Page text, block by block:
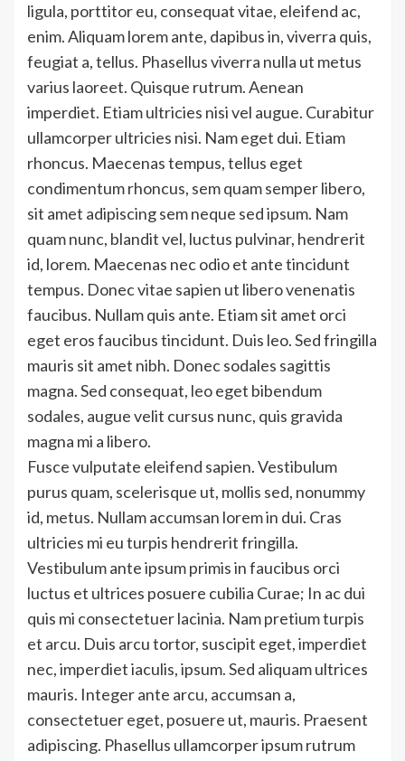
ligula, porttitor eu, consequat vitae, eleifend ac,
enim. Aliquam lorem ante, dapibus in, viverra quis,
feugiat a, tellus. Phasellus viverra nulla ut metus
varius laoreet. Quisque rutrum. Aenean
imperdiet. Etiam ultricies nisi vel augue. Curabitur
ullamcorper ultricies nisi. Nam eget dui. Etiam
rhoncus. Maecenas tempus, tellus eget
condimentum rhoncus, sem quam semper libero,
sit amet adipiscing sem neque sed ipsum. Nam
quam nunc, blandit vel, luctus pulvinar, hendrerit
id, lorem. Maecenas nec odio et ante tincidunt
tempus. Donec vitae sapien ut libero venenatis
faucibus. Nullam quis ante. Etiam sit amet orci
eget eros faucibus tincidunt. Duis leo. Sed fringilla
mauris sit amet nibh. Donec sodales sagittis
magna. Sed consequat, leo eget bibendum
sodales, augue velit cursus nunc, quis gravida
magna mi a libero.
Fusce vulputate eleifend sapien. Vestibulum
purus quam, scelerisque ut, mollis sed, nonummy
id, metus. Nullam accumsan lorem in dui. Cras
ultricies mi eu turpis hendrerit fringilla.
Vestibulum ante ipsum primis in faucibus orci
luctus et ultrices posuere cubilia Curae; In ac dui
quis mi consectetuer lacinia. Nam pretium turpis
et arcu. Duis arcu tortor, suscipit eget, imperdiet
nec, imperdiet iaculis, ipsum. Sed aliquam ultrices
mauris. Integer ante arcu, accumsan a,
consectetuer eget, posuere ut, mauris. Praesent
adipiscing. Phasellus ullamcorper ipsum rutrum